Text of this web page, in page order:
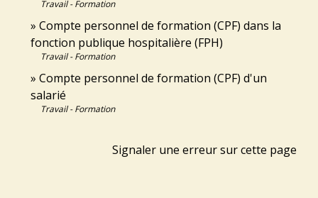
Travail - Formation
Compte personnel de formation (CPF) dans la
fonction publique hospitalière (FPH)
Travail - Formation
Compte personnel de formation (CPF) d'un
salarié
Travail - Formation
Signaler une erreur sur cette page